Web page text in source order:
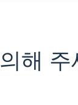
해 주